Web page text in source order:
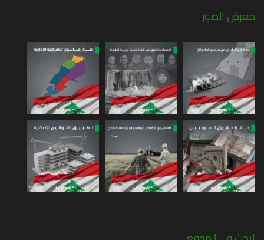
معرض الصور